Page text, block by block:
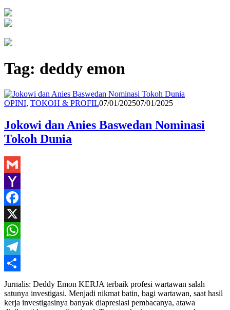
Tag: deddy emon
OPINI, TOKOH & PROFILRedaksi
07/01/202507/01/2025
Jokowi dan Anies Baswedan Nominasi
Tokoh Dunia
Gmail
Yahoo
Mail
Facebook
X
WhatsApp
Telegram
Share
Jurnalis: Deddy Emon KERJA terbaik profesi wartawan salah
satunya investigasi. Menjadi nikmat batin, bagi wartawan, saat hasil
kerja investigasinya banyak diapresiasi pembacanya, atawa